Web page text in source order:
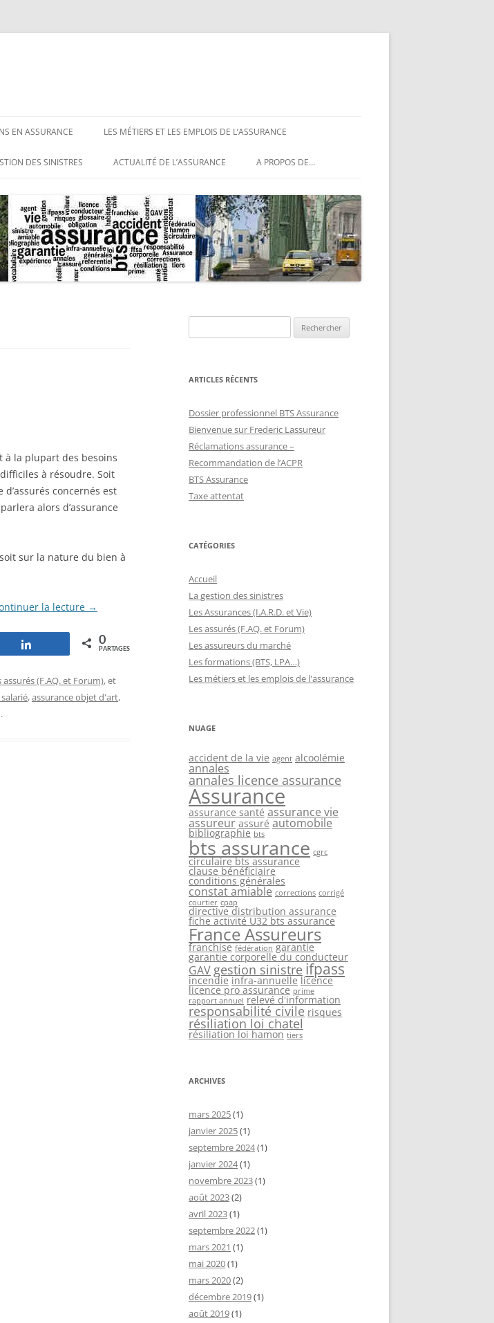
EN ASSURANCE
BAC + 2
+ 3
BAC + 5
LES MÉTIERS ET LES EMPLOIS DE L’ASSURANCE
LES MÉTIERS DE L’ASSURANCE
DES SINISTRES ACTUALITÉ DE L’ASSURANCE A PROPOS DE…
à la plupart des besoins
à résoudre. Soit
concernés est
alors d’assurance
sur la nature du bien à
la lecture →
0
PARTAGES
assurés (F.AQ. et Forum), et
,assurance objet d'art,
.
ARTICLES RÉCENTS
Dossier professionnel BTS Assurance
Bienvenue sur Frederic Lassureur
Réclamations assurance –
Recommandation de l’ACPR
BTS Assurance
Taxe attentat
CATÉGORIES
Accueil
La gestion des sinistres
Les Assurances (I.A.R.D. et Vie)
Les assurés (F.AQ. et Forum)
Les assureurs du marché
Les formations (BTS, LPA…)
Les métiers et les emplois de l'assurance
NUAGE
accident de la vie agent alcoolémie
annales
annales licence assurance
Assurance
assurance santé assurance vie
assureur assuré automobile
bibliographie bts
bts assurance cgrc
circulaire bts assurance
clause bénéficiaire
conditions générales
constat amiable corrections corrigé
courtier cpap
directive distribution assurance
fiche activité U32 bts assurance
France Assureurs
franchise fédération garantie
garantie corporelle du conducteur
GAV gestion sinistre ifpass
incendie infra-annuelle licence
licence pro assurance prime
rapport annuel relevé d'information
responsabilité civile risques
résiliation loi chatel
résiliation loi hamon tiers
ARCHIVES
mars 2025(1)
janvier 2025(1)
septembre 2024(1)
janvier 2024(1)
novembre 2023(1)
août 2023(2)
avril 2023(1)
septembre 2022(1)
mars 2021 (1)
mai 2020(1)
mars 2020(2)
décembre 2019(1)
août 2019(1)